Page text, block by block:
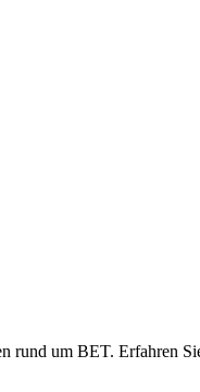
rund um BET. Erfahren